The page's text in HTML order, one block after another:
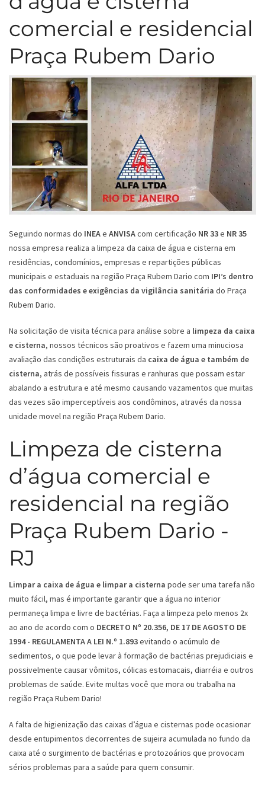
comercial e residencial
Praça Rubem Dario
Seguindo normas do INEAe ANVISAcom certificação NR 33e NR 35
nossa empresa realiza a limpeza da caixa de água e cisterna em
residências, condomínios, empresas e repartições públicas
municipais e estaduais na região Praça Rubem Dario com IPI’s dentro
das conformidades e exigências da vigilância sanitária do Praça
Rubem Dario.
Na solicitação de visita técnica para análise sobre a limpeza da caixa
e cisterna, nossos técnicos são proativos e fazem uma minuciosa
avaliação das condições estruturais da caixa de água e também de
cisterna, atrás de possíveis fissuras e ranhuras que possam estar
abalando a estrutura e até mesmo causando vazamentos que muitas
das vezes são imperceptíveis aos condôminos, através da nossa
unidade movel na região Praça Rubem Dario.
Limpeza de cisterna
d’água comercial e
residencial na região
Praça Rubem Dario -
RJ
Limpar a caixa de água e limpar a cisterna pode ser uma tarefa não
muito fácil, mas é importante garantir que a água no interior
permaneça limpa e livre de bactérias. Faça a limpeza pelo menos 2x
ao ano de acordo com o DECRETO Nº 20.356, DE 17 DE AGOSTO DE
1994 - REGULAMENTA A LEI N.º 1.893evitando o acúmulo de
sedimentos, o que pode levar à formação de bactérias prejudiciais e
possivelmente causar vômitos, cólicas estomacais, diarréia e outros
problemas de saúde. Evite multas você que mora ou trabalha na
região Praça Rubem Dario!
A falta de higienização das caixas d’água e cisternas pode ocasionar
desde entupimentos decorrentes de sujeira acumulada no fundo da
caixa até o surgimento de bactérias e protozoários que provocam
sérios problemas para a saúde para quem consumir.